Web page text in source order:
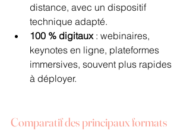
distance, avec un dispositif
technique adapté.
100 % digitaux : webinaires,
keynotes en ligne, plateformes
immersives, souvent plus rapides
à déployer.
Comparatif des principaux formats